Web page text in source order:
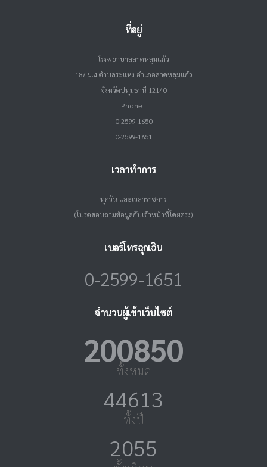
ที่อยู่
โรงพยาบาลลาดหลุมแก้ว
187 ม.4 ตำบลระแหง อำเภอลาดหลุมแก้ว
จังหวัดปทุมธานี 12140
Phone :
0-2599-1650
0-2599-1651
เวลาทำการ
ทุกวัน และเวลาราชการ
(โปรดสอบถามข้อมูลกับเจ้าหน้าที่โดยตรง)
เบอร์โทรฉุกเฉิน
0-2599-1651
จำนวนผู้เข้าเว็บไซต์
224025
ทั้งหมด
49761
ทั้งปี
2292